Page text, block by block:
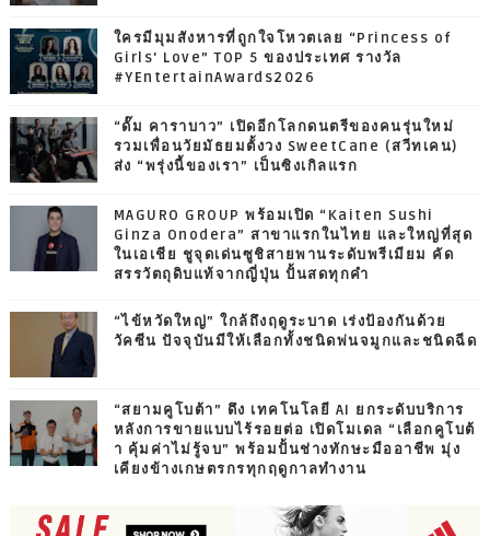
ใครมีมุมสังหารที่ถูกใจโหวตเลย “Princess of
Girls' Love” TOP 5 ของประเทศ รางวัล
#YEntertainAwards2026
“ดั๊ม คาราบาว” เปิดอีกโลกดนตรีของคนรุ่นใหม่
รวมเพื่อนวัยมัธยมตั้งวง SweetCane (สวีทเคน)
ส่ง “พรุ่งนี้ของเรา” เป็นซิงเกิลแรก
MAGURO GROUP พร้อมเปิด “Kaiten Sushi
Ginza Onodera” สาขาแรกในไทย และใหญ่ที่สุด
ในเอเชีย ชูจุดเด่นซูชิสายพานระดับพรีเมียม คัด
สรรวัตถุดิบแท้จากญี่ปุ่น ปั้นสดทุกคำ
“ไข้หวัดใหญ่” ใกล้ถึงฤดูระบาด เร่งป้องกันด้วย
วัคซีน ปัจจุบันมีให้เลือกทั้งชนิดพ่นจมูกและชนิดฉีด
“สยามคูโบต้า” ดึง เทคโนโลยี AI ยกระดับบริการ
หลังการขายแบบไร้รอยต่อ เปิดโมเดล “เลือกคูโบต้
า คุ้มค่าไม่รู้จบ” พร้อมปั้นช่างทักษะมืออาชีพ มุ่ง
เคียงข้างเกษตรกรทุกฤดูกาลทำงาน